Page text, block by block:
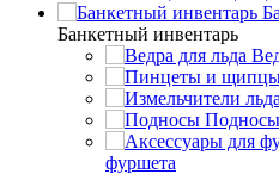
Банкетный инвентарь
Подносы
фуршета